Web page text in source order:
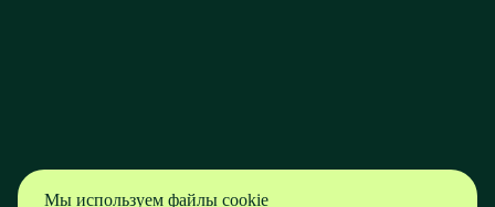
Мы используем файлы cookie